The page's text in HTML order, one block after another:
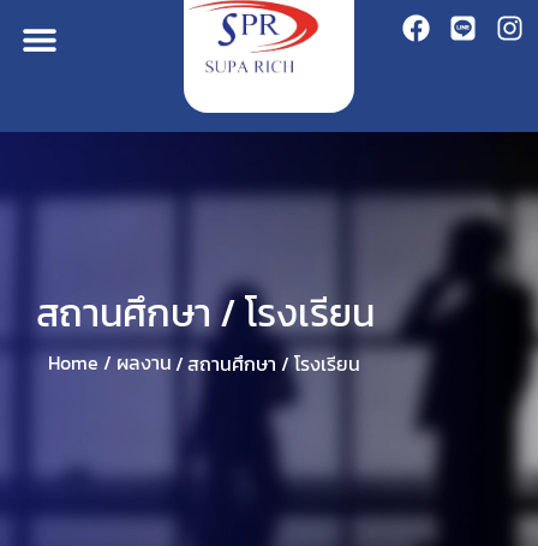
สถานศึกษา / โรงเรียน
Home / ผลงาน/สถานศึกษา / โรงเรียน